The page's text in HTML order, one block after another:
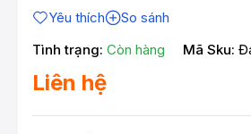
Yêu thích
So sánh
Tình trạng: Còn hàng Mã Sku:
Liên hệ